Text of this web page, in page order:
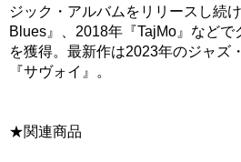
ジック・アルバムをリリースし続
Blues』、2018年『TajMo』など
を獲得。最新作は2023年のジャズ
『サヴォイ』。
★関連商品